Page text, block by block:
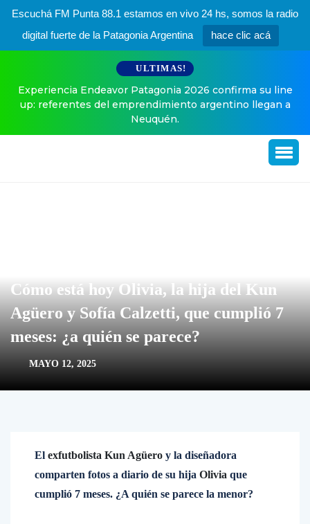
Escuchá FM Punta 88.1 estamos en vivo 24 hs, somos la radio
digital fuerte de la Patagonia Argentina
hace clic acá
ULTIMAS!
Experiencia Endeavor Patagonia 2026 confirma su line
up: referentes del emprendimiento argentino llegan a
Neuquén.
Cómo está hoy Olivia, la hija del Kun
Agüero y Sofía Calzetti, que cumplió 7
meses: ¿a quién se parece?
MAYO 12, 2025
El exfutbolista Kun Agüero y la diseñadora
comparten fotos a diario de su hija Olivia que
cumplió 7 meses. ¿A quién se parece la menor?